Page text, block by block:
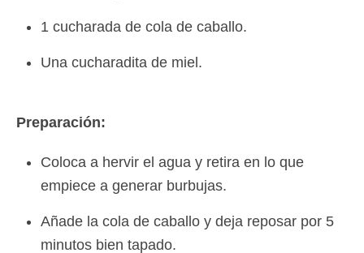
1 cucharada de cola de caballo.
Una cucharadita de miel.
Preparación:
Coloca a hervir el agua y retira en lo que
empiece a generar burbujas.
Añade la cola de caballo y deja reposar por 5
minutos bien tapado.